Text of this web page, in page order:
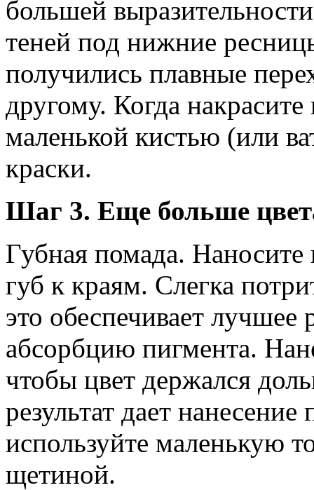
большей
теней под нижние
получились плавные
другому. Когда
маленькой кистью (или
краски.
Шаг 3. Еще больше
Губная помада. Наносите
губ к краям. Слегка
это обеспечивает лучшее
абсорбцию пигмента.
чтобы цвет держался
результат дает
используйте маленькую
щетиной.